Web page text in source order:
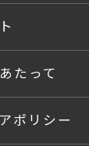
たって
ポリシー